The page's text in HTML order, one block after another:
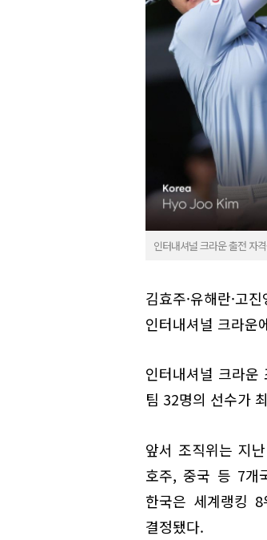
인터내셔널 크라운 출전 자
김효주·유해란·
인터내셔널 크라운
인터내셔널 크라
팀 32명의 선수가
앞서 조직위는 지
호주, 중국 등 7개
한국은 세계랭킹
결정됐다.